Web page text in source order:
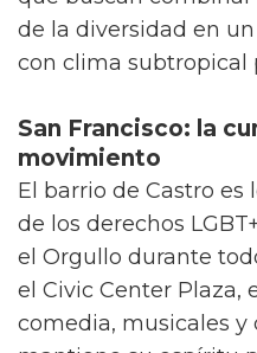
de la diversidad en
con clima subtropical
San Francisco: la
movimiento
El barrio de Castro
de los derechos
el Orgullo durante
el Civic Center Plaza,
comedia, musicales y